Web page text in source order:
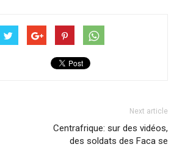
Next article
Centrafrique: sur des vidéos,
des soldats des Faca se